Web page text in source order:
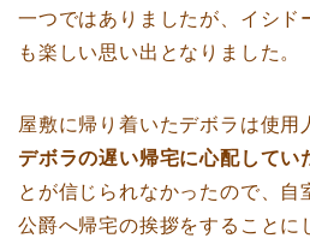
一つではありましたが、イシド
も楽しい思い出となりました。
屋敷に帰り着いたデボラは使用
デボラの遅い帰宅に心配してい
とが信じられなかったので、自
公爵へ帰宅の挨拶をすることに